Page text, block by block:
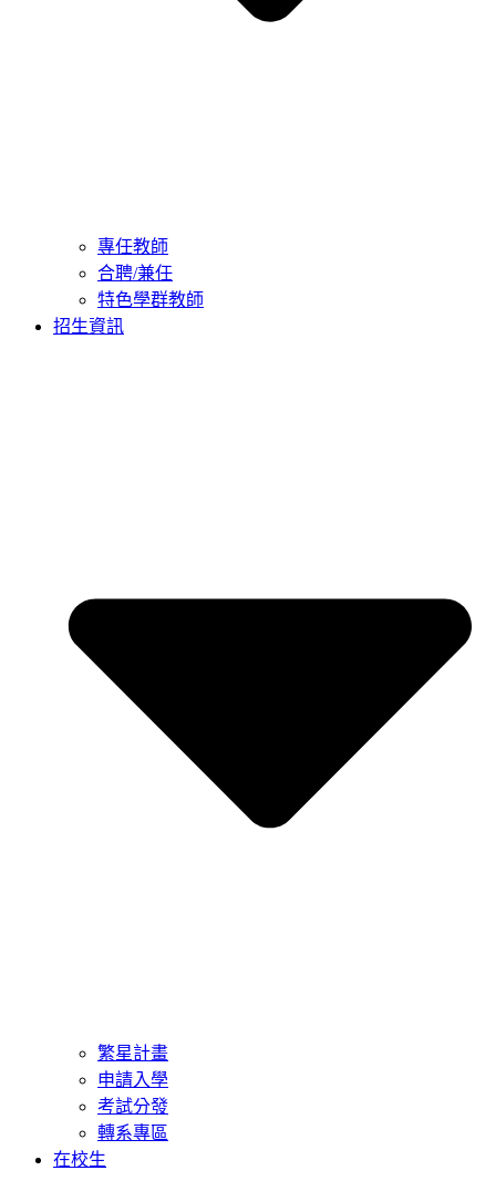
專任教師
合聘/兼任
特色學群教師
招生資訊
繁星計畫
申請入學
考試分發
轉系專區
在校生